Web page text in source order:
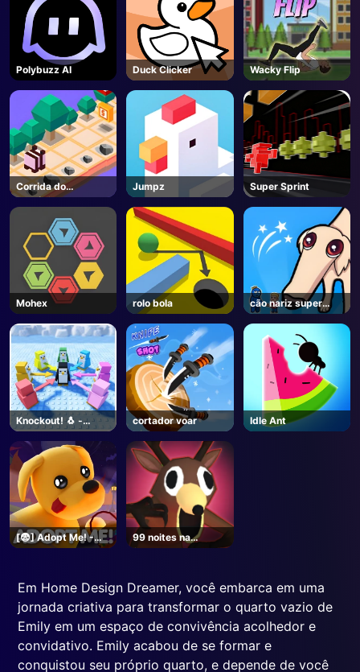
Polybuzz AI Duck Clicker Wacky Flip
Corrida do
Zoológico
Jumpz Super Sprint
Mohex rolo bola
cão nariz super
longo
Knockout! 🐧 -
Roblox
cortador voar Idle Ant
[😨] Adopt Me! -
Roblox
99 noites na
floresta-
Jogos
Em Home Design Dreamer, você embarca em uma
jornada criativa para transformar o quarto vazio de
Emily em um espaço de convivência acolhedor e
convidativo. Emily acabou de se formar e
conquistou seu próprio quarto, e depende de você